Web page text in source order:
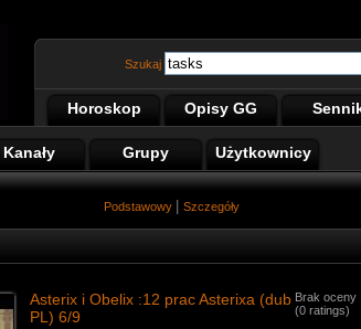
Szukaj
Horoskop Opisy GG
Kanały Grupy Użytkownicy
Podstawowy Szczegóły
Asterix i Obelix :12 prac Asterixa (dub
PL) 6/9
Brak oceny
(0 ratings)